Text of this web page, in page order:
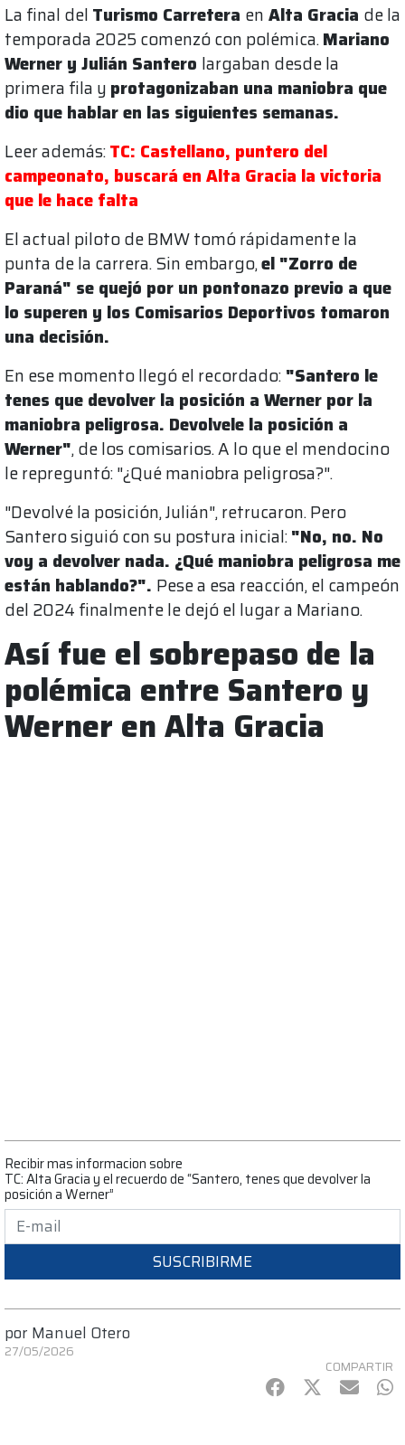
La final del Turismo Carretera en Alta Gracia de la
temporada 2025 comenzó con polémica.Mariano
Werner y Julián Santero largaban desde la
primera fila y protagonizaban una maniobra que
dio que hablar en las siguientes semanas.
Leer además:TC: Castellano, puntero del
campeonato, buscará en Alta Gracia la victoria
que le hace falta
El actual piloto de BMW tomó rápidamente la
punta de la carrera. Sin embargo,el "Zorro de
Paraná" se quejó por un pontonazo previo a que
lo superen y los Comisarios Deportivos tomaron
una decisión.
En ese momento llegó el recordado: "Santero le
tenes que devolver la posición a Werner por la
maniobra peligrosa. Devolvele la posición a
Werner", de los comisarios. A lo que el mendocino
le repreguntó: "¿Qué maniobra peligrosa?".
"Devolvé la posición, Julián", retrucaron. Pero
Santero siguió con su postura inicial:"No, no. No
voy a devolver nada. ¿Qué maniobra peligrosa me
están hablando?". Pese a esa reacción, el campeón
del 2024 finalmente le dejó el lugar a Mariano.
Así fue el sobrepaso de la
polémica entre Santero y
Werner en Alta Gracia
Recibir mas informacion sobre
TC: Alta Gracia y el recuerdo de “Santero, tenes que devolver la
posición a Werner”
SUSCRIBIRME
por Manuel Otero
27/05/2026
COMPARTIR
Facebook
Twitter
mail